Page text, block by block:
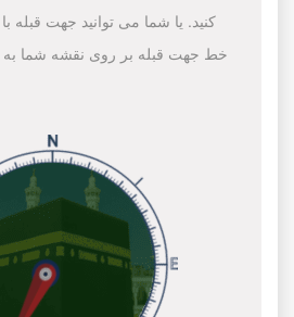
کنید. یا شما می توانید جهت قبله با
خط جهت قبله بر روی نقشه شما به